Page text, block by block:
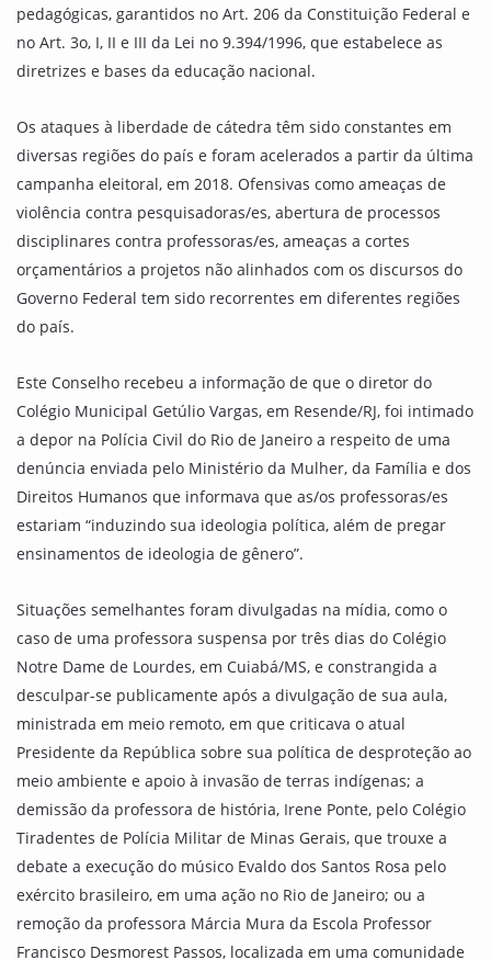
pedagógicas, garantidos no Art. 206 da Constituição Federal e
no Art. 3o, I, II e III da Lei no 9.394/1996, que estabelece as
diretrizes e bases da educação nacional.
Os ataques à liberdade de cátedra têm sido constantes em
diversas regiões do país e foram acelerados a partir da última
campanha eleitoral, em 2018. Ofensivas como ameaças de
violência contra pesquisadoras/es, abertura de processos
disciplinares contra professoras/es, ameaças a cortes
orçamentários a projetos não alinhados com os discursos do
Governo Federal tem sido recorrentes em diferentes regiões
do país.
Este Conselho recebeu a informação de que o diretor do
Colégio Municipal Getúlio Vargas, em Resende/RJ, foi intimado
a depor na Polícia Civil do Rio de Janeiro a respeito de uma
denúncia enviada pelo Ministério da Mulher, da Família e dos
Direitos Humanos que informava que as/os professoras/es
estariam “induzindo sua ideologia política, além de pregar
ensinamentos de ideologia de gênero”.
Situações semelhantes foram divulgadas na mídia, como o
caso de uma professora suspensa por três dias do Colégio
Notre Dame de Lourdes, em Cuiabá/MS, e constrangida a
desculpar-se publicamente após a divulgação de sua aula,
ministrada em meio remoto, em que criticava o atual
Presidente da República sobre sua política de desproteção ao
meio ambiente e apoio à invasão de terras indígenas; a
demissão da professora de história, Irene Ponte, pelo Colégio
Tiradentes de Polícia Militar de Minas Gerais, que trouxe a
debate a execução do músico Evaldo dos Santos Rosa pelo
exército brasileiro, em uma ação no Rio de Janeiro; ou a
remoção da professora Márcia Mura da Escola Professor
Francisco Desmorest Passos, localizada em uma comunidade